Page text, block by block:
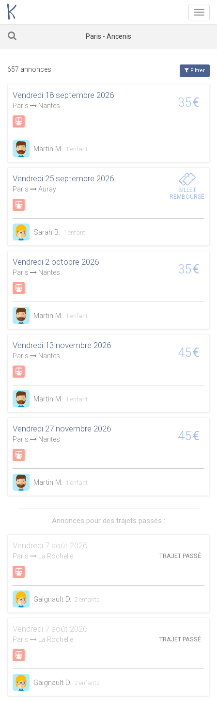
Menu
Paris - Ancenis
657 annonces Filtrer
Vendredi 18 septembre 2026
Paris Nantes 35€
Martin M. 1 enfant
Vendredi 25 septembre 2026
Paris Auray
BILLET
REMBOURSÉ
Sarah B. 1 enfant
Vendredi 2 octobre 2026
Paris Nantes 35€
Martin M. 1 enfant
Vendredi 13 novembre 2026
Paris Nantes 45€
Martin M. 1 enfant
Vendredi 27 novembre 2026
Paris Nantes 45€
Martin M. 1 enfant
Annonces pour des trajets passés :
Vendredi 7 août 2026
Paris La Rochelle TRAJET PASSÉ
Gaignault D. 2 enfants
Vendredi 7 août 2026
Paris La Rochelle TRAJET PASSÉ
Gaignault D. 2 enfants